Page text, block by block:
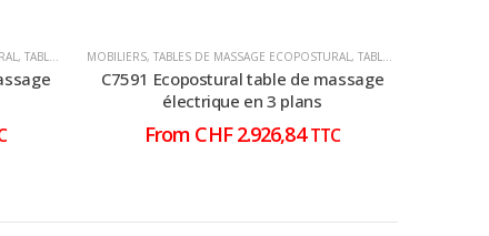
, TABLES DE MASSAGE ÉLECTRIQUE MOBILIERS, TABLES DE MASSAGE ECOPOSTURAL, TABLES DE MASSAGE ÉLECTRIQUE
C7591 Ecopostural table de massage
électrique en 3 plans
From CHF2.926,84 TTC